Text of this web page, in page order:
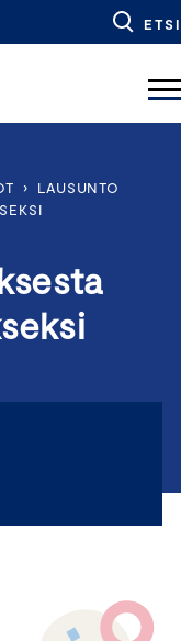
ETSI
›
LAUSUNTO